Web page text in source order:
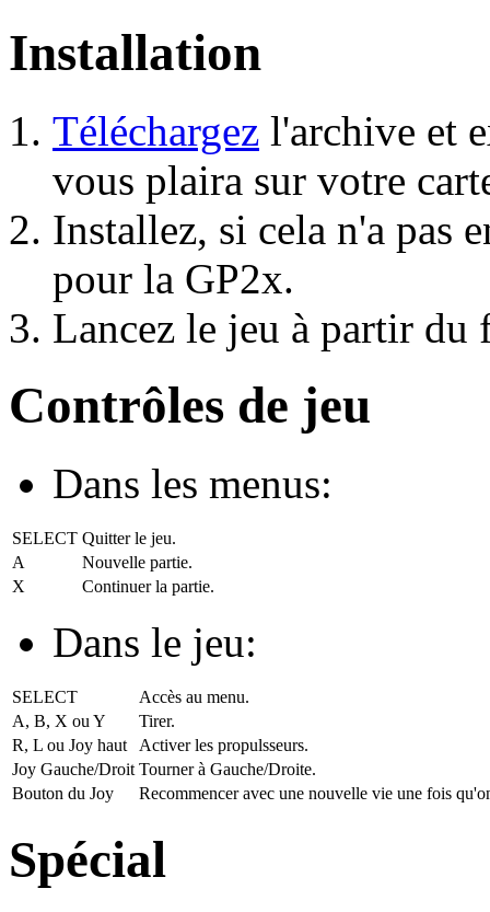
Installation
Téléchargez l'archive et
vous plaira sur votre
Installez, si cela n'a pas
pour la GP2x.
Lancez le jeu à partir
Contrôles de jeu
Dans les menus:
SELECT Quitter le jeu.
A
Nouvelle partie.
X
Continuer la partie.
Dans le jeu:
SELECT
Accès au menu.
A, B, X ou Y
Tirer.
R, L ou Joy haut
Activer les propulsseurs.
Joy Gauche/Droit Tourner à Gauche/Droite.
Bouton du Joy
Recommencer avec une nouvelle vie une fois
Spécial